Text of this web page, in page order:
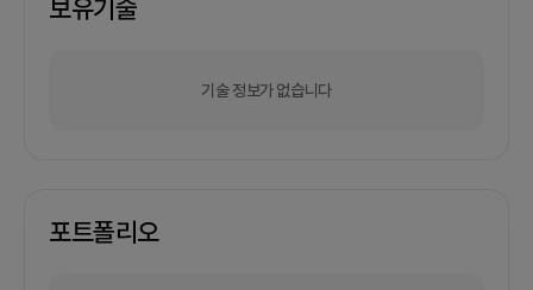
보유기술
기술 정보가 없습니다
포트폴리오